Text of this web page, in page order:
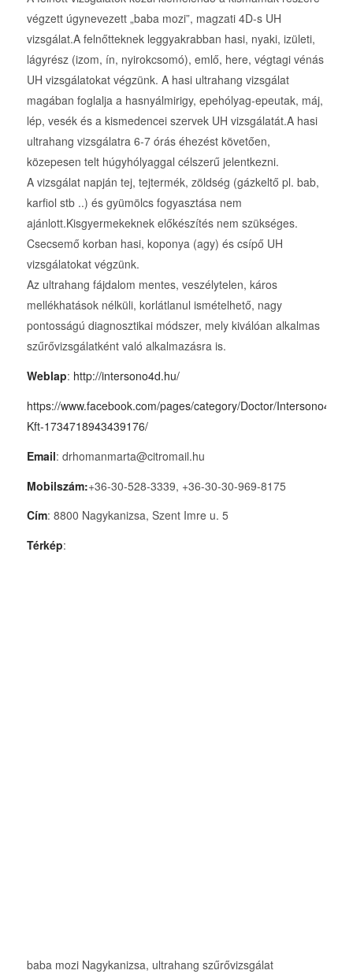
végzett úgynevezett „baba mozi”, magzati 4D-s UH
vizsgálat.A felnőtteknek leggyakrabban hasi, nyaki, izületi,
lágyrész (izom, ín, nyirokcsomó), emlő, here, végtagi vénás
UH vizsgálatokat végzünk. A hasi ultrahang vizsgálat
magában foglalja a hasnyálmirigy, epehólyag-epeutak, máj,
lép, vesék és a kismedencei szervek UH vizsgálatát.A hasi
ultrahang vizsgálatra 6-7 órás éhezést követően,
közepesen telt húgyhólyaggal célszerű jelentkezni.
A vizsgálat napján tej, tejtermék, zöldség (gázkeltő pl. bab,
karfiol stb ..) és gyümölcs fogyasztása nem
ajánlott.Kisgyermekeknek előkészítés nem szükséges.
Csecsemő korban hasi, koponya (agy) és csípő UH
vizsgálatokat végzünk.
Az ultrahang fájdalom mentes, veszélytelen, káros
mellékhatások nélküli, korlátlanul ismételhető, nagy
pontosságú diagnosztikai módszer, mely kiválóan alkalmas
szűrővizsgálatként való alkalmazásra is.
Weblap: http://intersono4d.hu/
https://www.facebook.com/pages/category/Doctor/Intersono4D-
Kft-1734718943439176/
Email: drhomanmarta@citromail.hu
Mobilszám:+36-30-528-3339, +36-30-30-969-8175
Cím: 8800 Nagykanizsa, Szent Imre u. 5
Térkép:
baba mozi Nagykanizsa, ultrahang szűrővizsgálat